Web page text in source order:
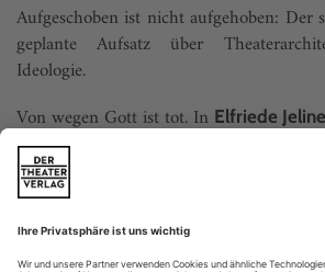
Aufgeschoben ist nicht aufgehoben: Der
geplante Aufsatz über
Ideologie.
Von wegen Gott ist tot. In Elfriede
Daten (11/2018)
3. Shaffer, Revanche
R. Anja Junski